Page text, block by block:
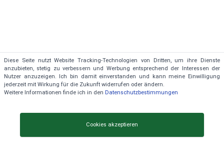
Ständige Aktualisierung der Daten
Diese Seite nutzt Website Tracking-Technologien von Dritten, um ihre Dienste
anzubieten, stetig zu verbessern und Werbung entsprechend der Interessen der
Nutzer anzuzeigen. Ich bin damit einverstanden und kann meine Einwilligung
jederzeit mit Wirkung für die Zukunft widerrufen oder ändern.
Weitere Informationen finde ich in den Datenschutzbestimmungen
Cookies akzeptieren